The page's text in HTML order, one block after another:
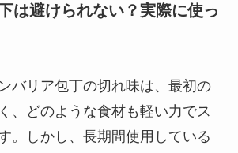
は避けられない？実際に使っ
バリア包丁の切れ味は、最初の
、どのような食材も軽い力でス
。しかし、長期間使用している